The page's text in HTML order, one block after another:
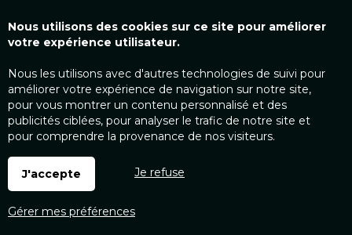
Nous utilisons des cookies sur ce site pour améliorer
votre expérience utilisateur.
Nous les utilisons avec d'autres technologies de suivi pour
améliorer votre expérience de navigation sur notre site,
pour vous montrer un contenu personnalisé et des
publicités ciblées, pour analyser le trafic de notre site et
pour comprendre la provenance de nos visiteurs.
J'accepte Je refuse
Gérer mes préférences